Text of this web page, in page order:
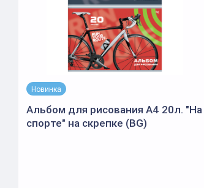
Новинка
Альбом для рисования А4 20л. "На
спорте" на скрепке (BG)